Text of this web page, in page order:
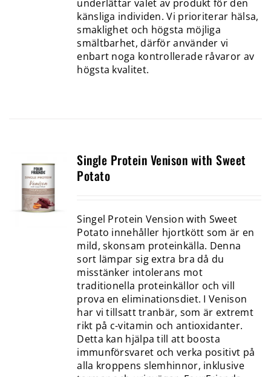
underlättar valet av produkt för den
känsliga individen. Vi prioriterar hälsa,
smaklighet och högsta möjliga
smältbarhet, därför använder vi
enbart noga kontrollerade råvaror av
högsta kvalitet.
Single Protein Venison with Sweet
Potato
Singel Protein Vension with Sweet
Potato innehåller hjortkött som är en
mild, skonsam proteinkälla. Denna
sort lämpar sig extra bra då du
misstänker intolerans mot
traditionella proteinkällor och vill
prova en eliminationsdiet. I Venison
har vi tillsatt tranbär, som är extremt
rikt på c-vitamin och antioxidanter.
Detta kan hjälpa till att boosta
immunförsvaret och verka positivt på
alla kroppens slemhinnor, inklusive